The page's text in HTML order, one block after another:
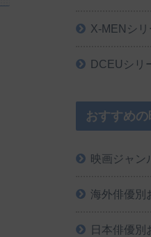
X-MENシ
DCEUシリ
おすすめの
映画ジャン
海外俳優別
日本俳優別